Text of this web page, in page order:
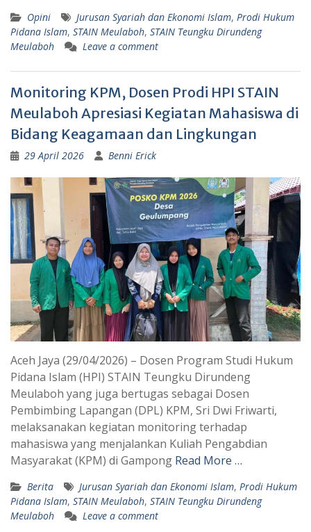
Opini Jurusan Syariah dan Ekonomi Islam, Prodi Hukum
Pidana Islam, STAIN Meulaboh, STAIN Teungku Dirundeng
Meulaboh
Leave a comment
Monitoring KPM, Dosen Prodi HPI STAIN
Meulaboh Apresiasi Kegiatan Mahasiswa di
Bidang Keagamaan dan Lingkungan
29 April 2026 Benni Erick
Aceh Jaya (29/04/2026) – Dosen Program Studi Hukum
Pidana Islam (HPI) STAIN Teungku Dirundeng
Meulaboh yang juga bertugas sebagai Dosen
Pembimbing Lapangan (DPL) KPM, Sri Dwi Friwarti,
melaksanakan kegiatan monitoring terhadap
mahasiswa yang menjalankan Kuliah Pengabdian
Masyarakat (KPM) di Gampong Read More …
Berita Jurusan Syariah dan Ekonomi Islam, Prodi Hukum
Pidana Islam, STAIN Meulaboh, STAIN Teungku Dirundeng
Meulaboh
Leave a comment